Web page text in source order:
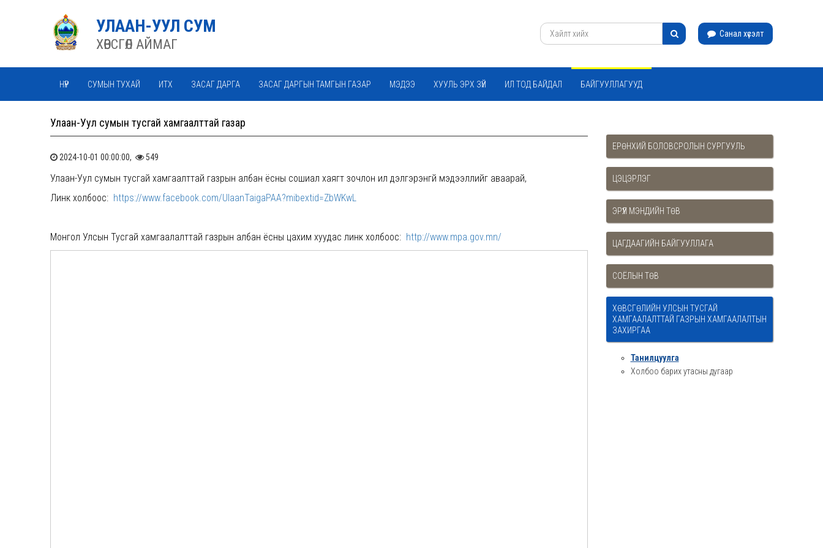
УЛААН-УУЛ СУМ
ХӨВСГӨЛ АЙМАГ
Санал хүсэлт
НҮҮР СУМЫН ТУХАЙ ИТХ ЗАСАГ ДАРГА ЗАСАГ ДАРГЫН ТАМГЫН ГАЗАР МЭДЭЭ ХУУЛЬ ЭРХ ЗҮЙ ИЛ ТОД БАЙДАЛ БАЙГУУЛЛАГУУД
Улаан-Уул сумын тусгай хамгаалттай газар
2024-10-01 00:00:00, 549
Улаан-Уул сумын тусгай хамгаалттай газрын албан ёсны сошиал хаягт зочлон илүү дэлгэрэнгүй мэдээллийг аваарай,
Линк холбоос: https://www.facebook.com/UlaanTaigaPAA?mibextid=ZbWKwL
Монгол Улсын Тусгай хамгаалалттай газрын албан ёсны цахим хуудас линк холбоос: http://www.mpa.gov.mn/
ЕРӨНХИЙ БОЛОВСРОЛЫН СУРГУУЛЬ
ЦЭЦЭРЛЭГ
ЭРҮҮЛ МЭНДИЙН ТӨВ
ЦАГДААГИЙН БАЙГУУЛЛАГА
СОЁЛЫН ТӨВ
ХӨВСГӨЛИЙН УЛСЫН ТУСГАЙ
ХАМГААЛАЛТТАЙ ГАЗРЫН ХАМГААЛАЛТЫН
ЗАХИРГАА
Танилцуулга
Холбоо барих утасны дугаар